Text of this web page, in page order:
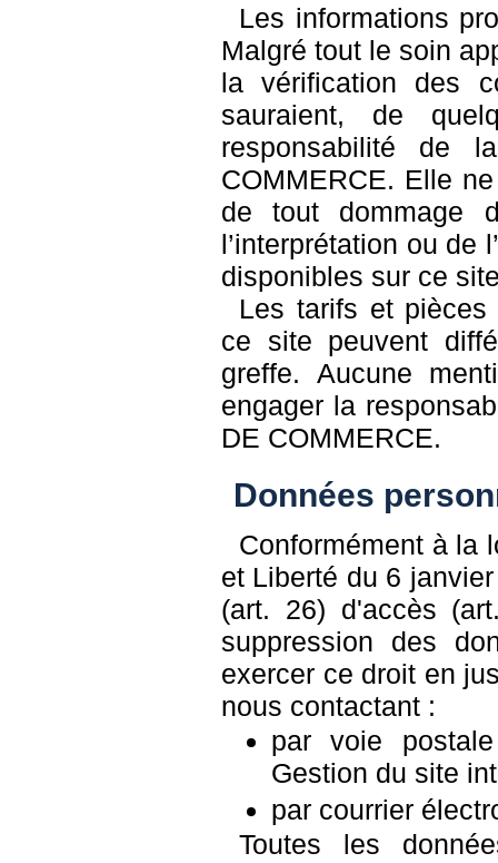
Les informations
Malgré tout le soin
la vérification des
sauraient, de
responsabilité de
COMMERCE. Elle
de tout dommage
l’interprétation ou de
disponibles sur ce
Les tarifs et pièces
ce site peuvent
greffe. Aucune
engager la
DE COMMERCE.
Données
Conformément à la
et Liberté du 6
(art. 26) d'accès
suppression des
exercer ce droit en
nous contactant :
par voie
Gestion du site
par courrier
Toutes les